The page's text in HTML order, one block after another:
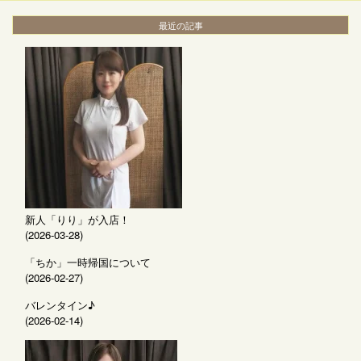
最近の記事
新人「りり」が入店！
(2026-03-28)
「ちか」一時帰国について
(2026-02-27)
バレンタイン♪
(2026-02-14)